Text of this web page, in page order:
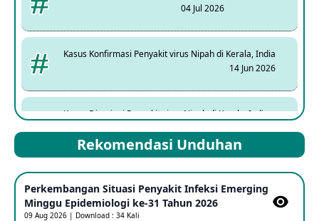
04 Jul 2026
Kasus Konfirmasi Penyakit virus Nipah di Kerala, India
14 Jun 2026
Kasus Dicurigai Penyakit virus Nipah di Kerala, India
Mpox Clade 1b di Taiwan
25 May 2026
Rekomendasi Unduhan
Perkembangan Situasi Penyakit Infeksi Emerging
Minggu Epidemiologi ke-31 Tahun 2026
09 Aug 2026 | Download : 34 Kali